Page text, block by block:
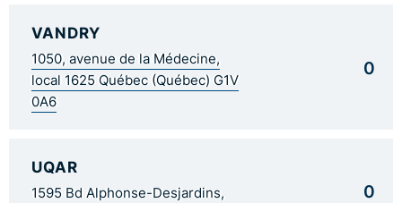
VANDRY
1050, avenue de la Médecine,
local 1625 Québec (Québec) G1V
0A6
0
UQAR
1595 Bd Alphonse-Desjardins,
0